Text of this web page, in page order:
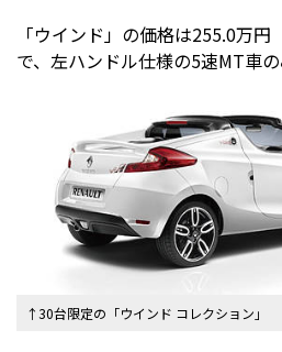
「ウインド」の価格は255.0万円
で、左ハンドル仕様の5速MT車の
↑30台限定の「ウインド コレクション」